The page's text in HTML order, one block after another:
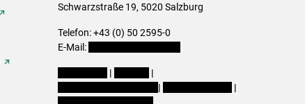
Schwarzstraße 19, 5020 Salzburg
Telefon: +43 (0) 50 2595-0
E-Mail:
|
|
|
|